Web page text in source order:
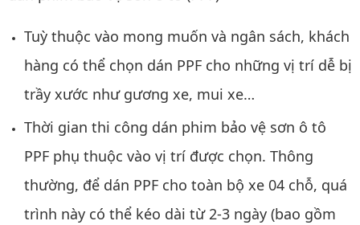
Tuỳ thuộc vào mong muốn và ngân sách, khách
hàng có thể chọn dán PPF cho những vị trí dễ bị
trầy xước như gương xe, mui xe…
Thời gian thi công dán phim bảo vệ sơn ô tô
PPF phụ thuộc vào vị trí được chọn. Thông
thường, để dán PPF cho toàn bộ xe 04 chỗ, quá
trình này có thể kéo dài từ 2-3 ngày (bao gồm